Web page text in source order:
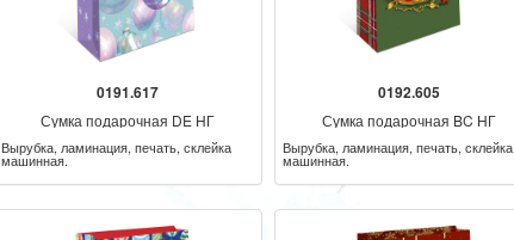
0191.617
Сумка подарочная DE НГ
Вырубка, ламинация, печать, склейка
машинная.
0192.605
Сумка подарочная BC НГ
Вырубка, ламинация, печать, склейка
машинная.